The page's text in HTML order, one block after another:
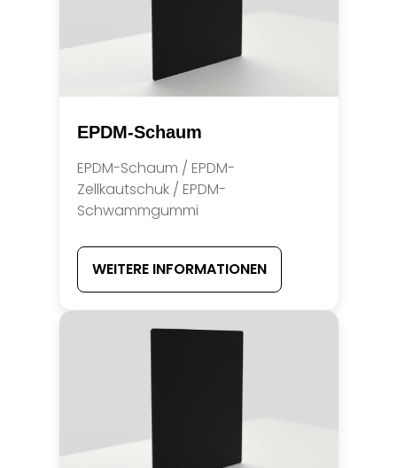
EPDM-Schaum
EPDM-Schaum / EPDM-
Zellkautschuk / EPDM-
Schwammgummi
WEITERE INFORMATIONEN